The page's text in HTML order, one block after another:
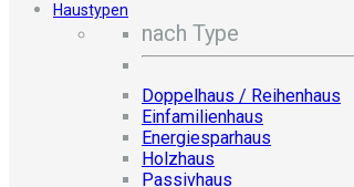
Haustypen
nach Type
Doppelhaus / Reihenhaus
Einfamilienhaus
Energiesparhaus
Holzhaus
Passivhaus